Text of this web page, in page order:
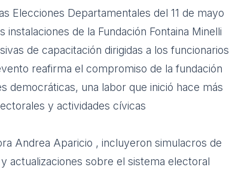
Elecciones Departamentales del 11 de mayo
de la Fundación Fontaina Minelli
de capacitación dirigidas a los funcionarios
reafirma el compromiso de la fundación
democráticas, una labor que inició hace más
y actividades cívicas
Andrea Aparicio , incluyeron simulacros de
actualizaciones sobre el sistema electoral